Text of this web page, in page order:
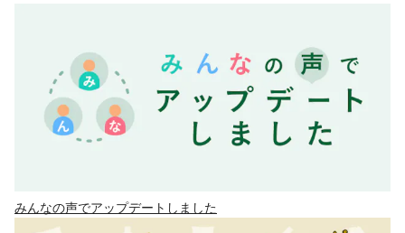
みんなの声でアップデートしました